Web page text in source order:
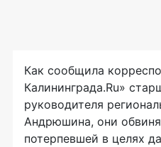
Как сообщила
Калининграда.Ru»
руководителя
Андрюшина, они
потерпевшей в целях